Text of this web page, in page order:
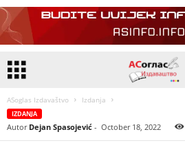
ASoglas Izdavaštvo Izdanja
IZDANJA
Autor Dejan Spasojević - October 18, 2022